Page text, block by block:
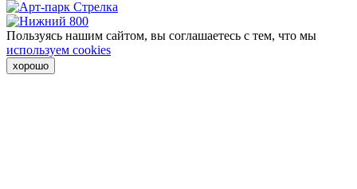
Пользуясь нашим сайтом, вы соглашаетесь с тем, что мы
используем cookies
хорошо